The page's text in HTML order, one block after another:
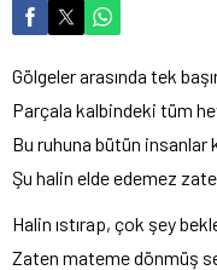
Gölgeler arasında tek
Parçala kalbindeki tüm
Bu ruhuna bütün insanlar
Şu halin elde edemez
Halin ıstırap, çok şey
Zaten mateme dönmüş